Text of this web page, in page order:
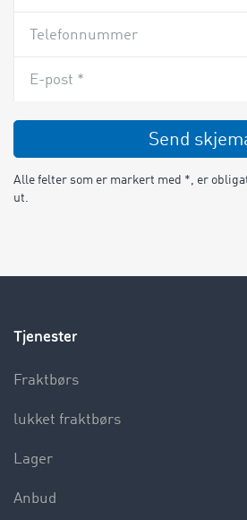
Telefonnummer
E-post *
Send
Alle felter som er markert med *, er
ut.
Tjenester
Fraktbørs
lukket fraktbørs
Lager
Anbud